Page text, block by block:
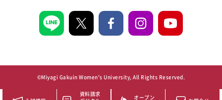
©Miyagi Gakuin Women's University, All Rights Reserved.
資料請求
オープン